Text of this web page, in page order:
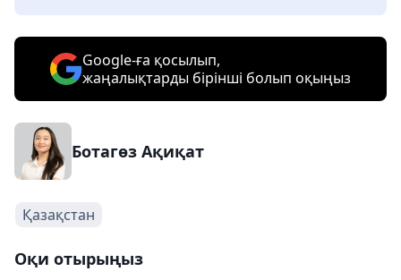
Google-ға қосылып,
жаңалықтарды бірінші болып оқыңыз
Ботагөз Ақиқат
Қазақстан
Оқи отырыңыз